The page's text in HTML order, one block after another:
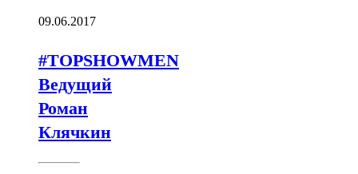
09.06.2017
#TOPSHOWMEN
Ведущий
Роман
Клячкин